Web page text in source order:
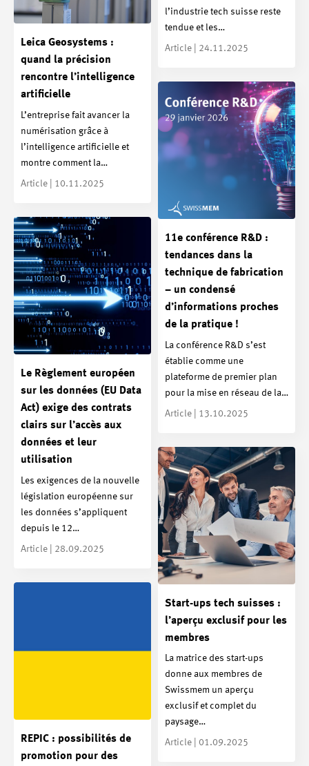
l’industrie tech suisse reste
tendue et les…
Article | 24.11.2025
Leica Geosystems :
quand la précision
rencontre l’intelligence
artificielle
L’entreprise fait avancer la
numérisation grâce à
l’intelligence artificielle et
montre comment la…
Article | 10.11.2025
11e conférence R&D :
tendances dans la
technique de fabrication
– un condensé
d’informations proches
de la pratique !
La conférence R&D s’est
établie comme une
plateforme de premier plan
pour la mise en réseau de la…
Article | 13.10.2025
Le Règlement européen
sur les données (EU Data
Act) exige des contrats
clairs sur l’accès aux
données et leur
utilisation
Les exigences de la nouvelle
législation européenne sur
les données s’appliquent
depuis le 12…
Article | 28.09.2025
Start-ups tech suisses :
l’aperçu exclusif pour les
membres
La matrice des start-ups
donne aux membres de
Swissmem un aperçu
exclusif et complet du
paysage…
Article | 01.09.2025
REPIC : possibilités de
promotion pour des